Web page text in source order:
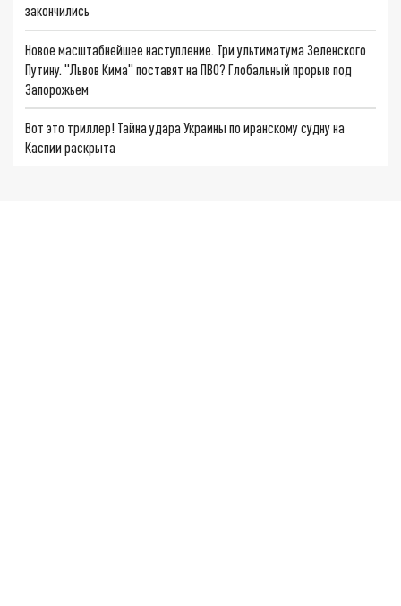
закончились
Новое масштабнейшее наступление. Три ультиматума Зеленского
Путину. "Львов Кима" поставят на ПВО? Глобальный прорыв под
Запорожьем
Вот это триллер! Тайна удара Украины по иранскому судну на
Каспии раскрыта